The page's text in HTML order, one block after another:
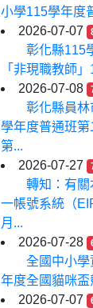
小學115學年度
2026-07-07
彰化縣115
「非現職教師
2026-07-08
彰化縣員
學年度普通班
第...
2026-07-27
轉知：有
一帳號系統（
月...
2026-07-28
全國中小
年度全國貓咪
2026-07-07